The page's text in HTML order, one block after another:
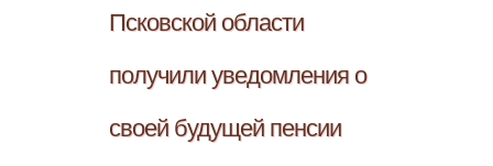
Псковской области
получили уведомления о
своей будущей пенсии